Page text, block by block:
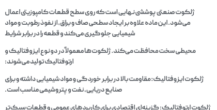
ژلکوت صنعتی پوششی نهایی است که روی سطح قطعات کامپوزیتی اعمال
می‌شود. این ماده علاوه بر ایجاد سطحی صاف و براق، از نفوذ رطوبت و مواد
شیمیایی جلوگیری می‌کند و قطعه را در برابر شرایط
محیطی سخت محافظت می‌کند. ژلکوت‌ها معمولاً در دو نوع ایزوفتالیک و
ارتوفتالیک تولید می‌شوند:
ژلکوت ایزوفتالیک: مقاومت بالا در برابر خوردگی و مواد شیمیایی داشته و برای
صنایع دریایی، نفت و پتروشیمی مناسب است.
ژلکوت ارتوفتالیک: گزینه‌ای اقتصادی برای کاربردهای عمومی و قطعات سبک‌تر